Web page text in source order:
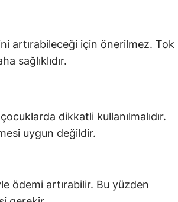
artırabileceği için önerilmez. Tok
sağlıklıdır.
dikkatli kullanılmalıdır.
uygun değildir.
ödemi artırabilir. Bu yüzden